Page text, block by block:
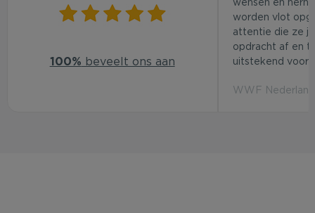
100% beveelt ons aan
wensen en
worden vlot
attentie die ze
opdracht af en
uitstekend voor
WWF